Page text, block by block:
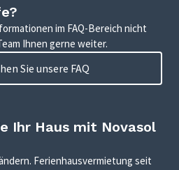
im FAQ-Bereich nicht
Ihnen gerne weiter.
Sie unsere FAQ
Ihr Haus mit Novasol
Ferienhausvermietung seit